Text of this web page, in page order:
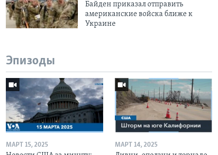
Байден приказал отправить
американские войска ближе к
Украине
Эпизоды
МАРТ 15, 2025 МАРТ 14, 2025